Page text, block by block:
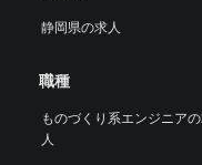
静岡県の求人
職種
ものづくり系エンジニアの
人